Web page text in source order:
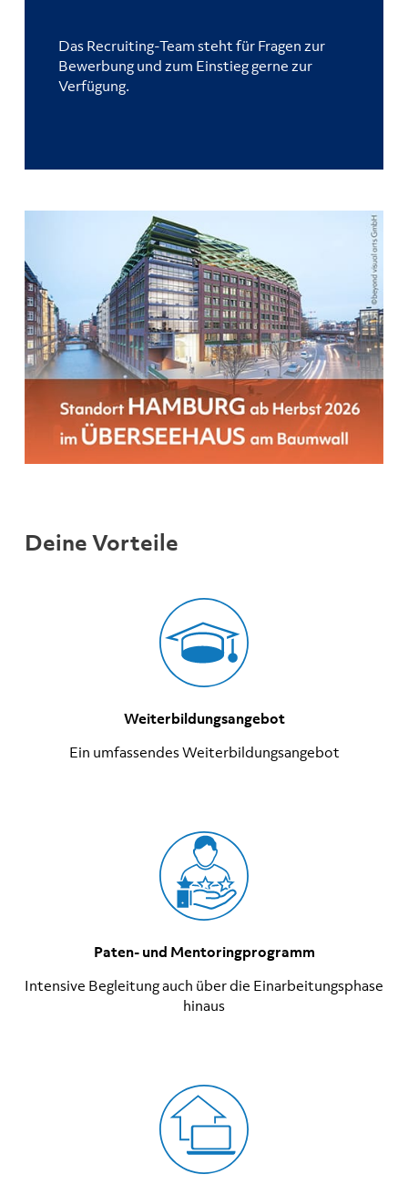
Das Recruiting-Team steht für Fragen zur
Bewerbung und zum Einstieg gerne zur
Verfügung.
Deine Vorteile
Weiterbildungsangebot
Ein umfassendes Weiterbildungsangebot
Paten- und Mentoringprogramm
Intensive Begleitung auch über die Einarbeitungsphase
hinaus